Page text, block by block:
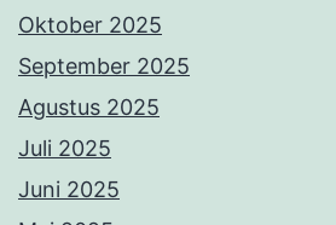
Oktober 2025
September 2025
Agustus 2025
Juli 2025
Juni 2025